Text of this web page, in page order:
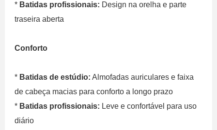
* Batidas profissionais: Design na orelha e parte
traseira aberta
Conforto
* Batidas de estúdio: Almofadas auriculares e faixa
de cabeça macias para conforto a longo prazo
* Batidas profissionais: Leve e confortável para uso
diário